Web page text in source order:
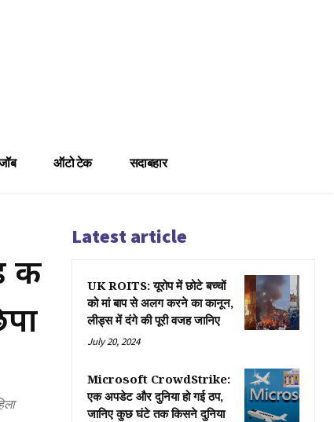
ऑटो टेक सदाबहार
Latest article
UK ROITS: यूरोप में छोटे बच्चों
को मां बाप से अलग करने का कानून,
लीड्स में दंगे की पूरी वजह जानिए
July 20, 2024
Microsoft CrowdStrike:
एक अपडेट और दुनिया हो गई ठप,
जानिए कुछ घंटे तक किसने दुनिया